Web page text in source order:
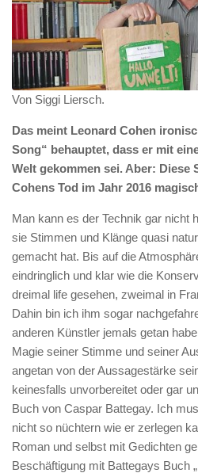
Von Siggi Liersch.
Das meint Leonard Cohen
Song“ behauptet, dass er mit
Welt gekommen sei. Aber: Diese
Cohens Tod im Jahr 2016
Man kann es der Technik gar nicht
sie Stimmen und Klänge quasi
gemacht hat. Bis auf die
eindringlich und klar wie die
dreimal life gesehen, zweimal in
Dahin bin ich ihm sogar
anderen Künstler jemals getan
Magie seiner Stimme und seiner
angetan von der Aussagestärke
keinesfalls unvorbereitet oder gar
Buch von Caspar Battegay. Ich
nicht so nüchtern wie er zerlegen
Roman und selbst mit Gedichten
Beschäftigung mit Battegays Buch